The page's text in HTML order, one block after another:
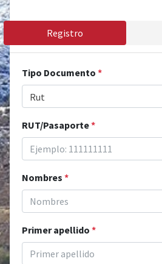
Registro
Tipo Documento *
Rut
RUT/Pasaporte*
Nombres *
Primer apellido *